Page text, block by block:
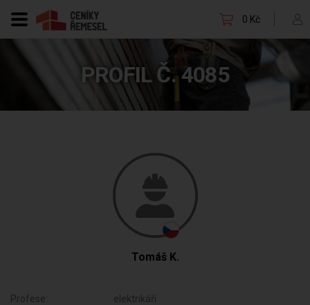
0 Kč
PROFIL Č. 4085
Tomáš K.
Profese: elektrikáři